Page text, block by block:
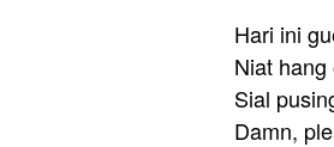
Hari ini
Niat
Sial
Damn,